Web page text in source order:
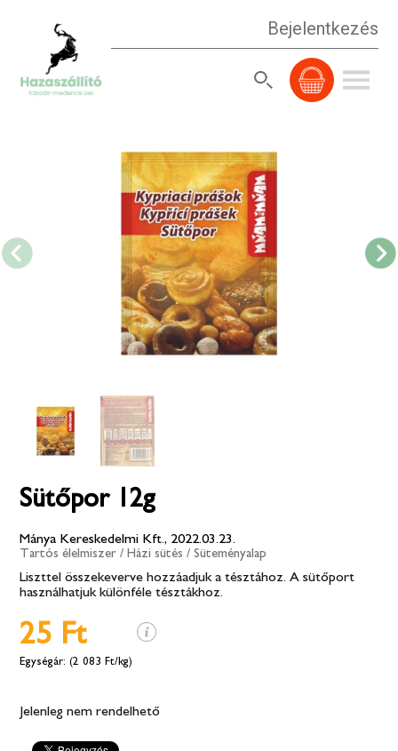
Bejelentkezés
Sütőpor 12g
Mánya Kereskedelmi Kft., 2022.03.23.
Tartós élelmiszer / Házi sütés / Süteményalap
Liszttel összekeverve hozzáadjuk a tésztához. A sütőport
használhatjuk különféle tésztákhoz.
25 Ft
(2 083 Ft/kg)
Jelenleg nem rendelhető